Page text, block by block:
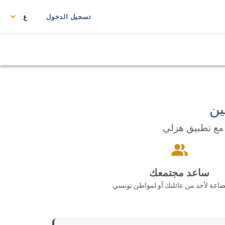
تسجيل الدخول
تطبيق هزلي
ساعد مجتمعك
لأحد من عائلتك أو لمواطن تونسي